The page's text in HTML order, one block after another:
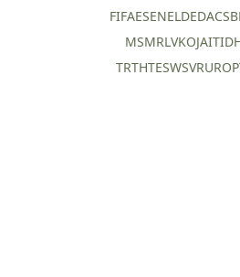
CS
DA
DE
EL
EN
ES
FA
FI
ID
IT
JA
KO
LV
MR
MS
RO
RU
SV
SW
TE
TH
TR